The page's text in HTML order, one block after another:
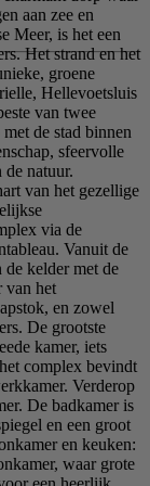
aan zee en
Meer, is het een
Het strand en het
groene
Hellevoetsluis
van twee
de stad binnen
sfeervolle
de natuur.
van het gezellige
via de
Vanuit de
de kelder met de
van het
en zowel
De grootste
kamer, iets
complex bevindt
Verderop
De badkamer is
en een groot
en keuken:
waar grote